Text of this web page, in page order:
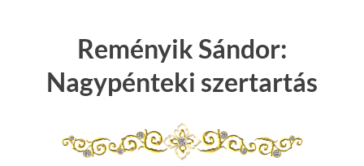
Reményik Sándor:
Nagypénteki szertartás